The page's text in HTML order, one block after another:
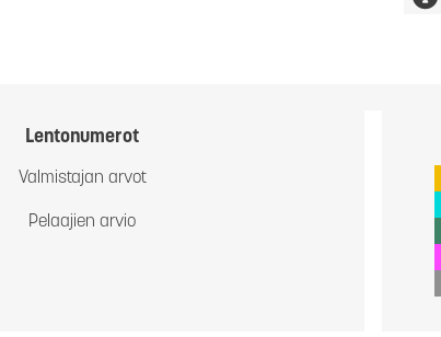
Lentonumerot
Valmistajan arvot
Pelaajien arvio